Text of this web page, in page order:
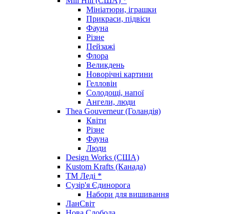
Мініатюри, іграшки
Прикраси, підвіси
Фауна
Різне
Пейзажі
Флора
Великдень
Новорічні картини
Гелловін
Солодощі, напої
Ангели, люди
Thea Gouverneur (Голандія)
Квіти
Різне
Фауна
Люди
Design Works (США)
Kustom Krafts (Канада)
ТМ Леді *
Сузір'я Єдинорога
Набори для вишивання
ЛанСвіт